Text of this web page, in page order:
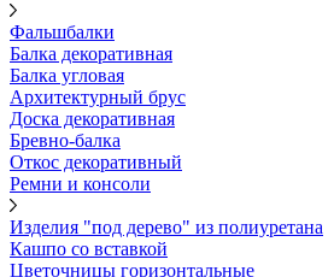
Фальшбалки
Балка декоративная
Балка угловая
Архитектурный брус
Доска декоративная
Бревно-балка
Откос декоративный
Ремни и консоли
Изделия "под дерево" из полиуретана
Кашпо со вставкой
Цветочницы горизонтальные